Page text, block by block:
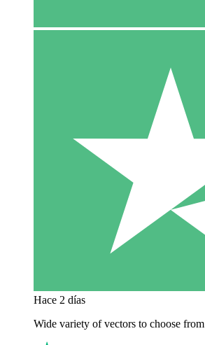
Hace 2 días
Wide variety of vectors to choose from